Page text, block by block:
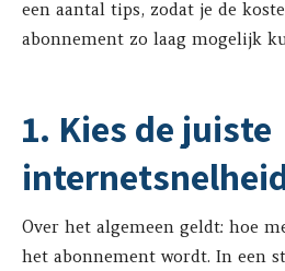
een aantal tips, zodat je de
abonnement zo laag mogelijk
1. Kies de juiste
Over het algemeen geldt: hoe
het abonnement wordt. In een